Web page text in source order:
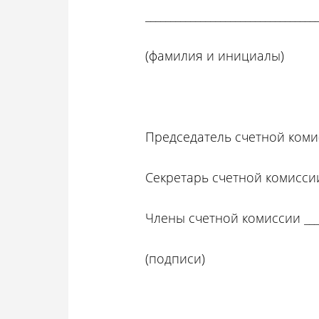
(фамилия и инициалы)
Председатель счетной
Секретарь счетной
Члены счетной комиссии
(подписи)